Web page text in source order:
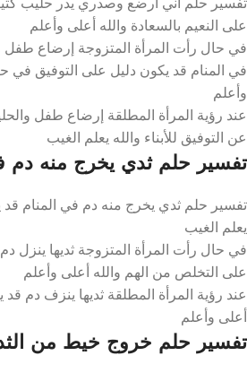
على النعيم بالسعادة والله أعلى وأعلم
في حال رأت المرأة المتزوجة إرضاع طفل
في المنام قد يكون دليل على التوفيق في
وأعلم
عند رؤية المرأة المطلقة إرضاع طفل
عن التوفيق للأبناء والله يعلم الغيب
تفسير حلم ثدي يخرج منه دم
تفسير حلم ثدي يخرج منه دم في المنام قد
يعلم الغيب
في حال رأت المرأة المتزوجة ثديها ينزل
على التخلص من الهم والله أعلى وأعلم
عند رؤية المرأة المطلقة ثديها ينزف دم قد
أعلى وأعلم
تفسير حلم خروج خيط من